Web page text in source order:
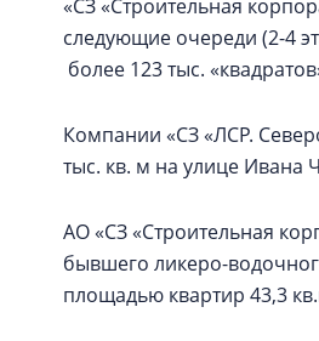
«СЗ «Строительная
следующие очереди (2-4
более 123 тыс.
Компании «СЗ «ЛСР.
тыс. кв. м на улице Ивана
АО «СЗ «Строительная
бывшего ликеро-
площадью квартир 43,3